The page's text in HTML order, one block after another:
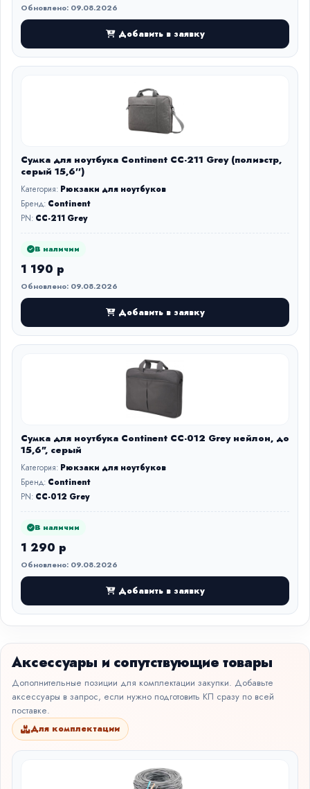
Обновлено: 09.08.2026
Добавить в заявку
Сумка для ноутбука Continent CC-211 Grey (полиэстр,
серый 15,6'')
Категория: Рюкзаки для ноутбуков
Бренд: Continent
PN: CC-211 Grey
В наличии
1 190 р
Обновлено: 09.08.2026
Добавить в заявку
Сумка для ноутбука Continent CC-012 Grey нейлон, до
15,6", серый
Категория: Рюкзаки для ноутбуков
Бренд: Continent
PN: CC-012 Grey
В наличии
1 290 р
Обновлено: 09.08.2026
Добавить в заявку
Аксессуары и сопутствующие товары
Дополнительные позиции для комплектации закупки. Добавьте
аксессуары в запрос, если нужно подготовить КП сразу по всей
поставке.
Для комплектации